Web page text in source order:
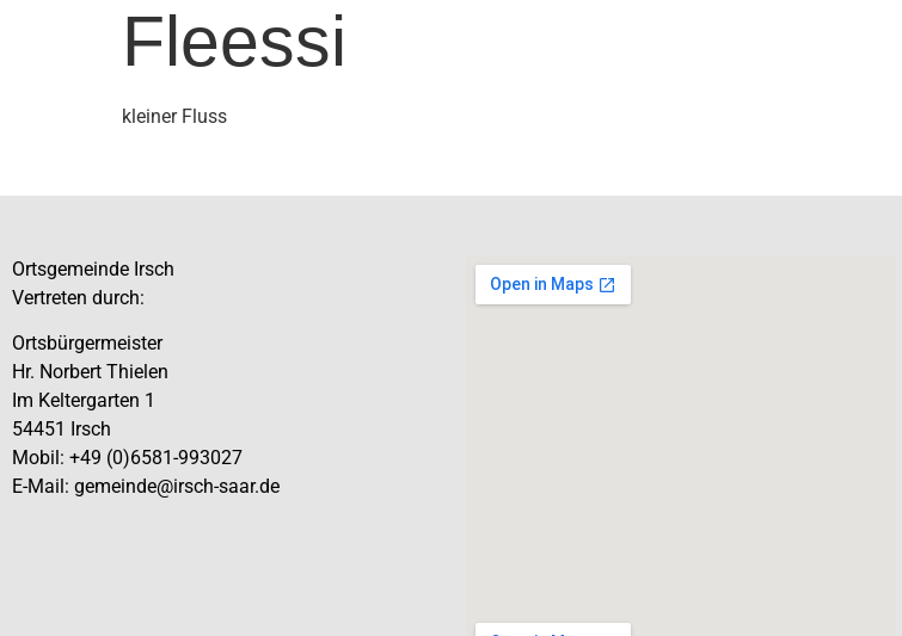
Fleessi
kleiner Fluss
Ortsgemeinde Irsch
Vertreten durch:
Ortsbürgermeister
Hr. Norbert Thielen
Im Keltergarten 1
54451 Irsch
Mobil: +49 (0)6581-993027
E-Mail: gemeinde@irsch-saar.de